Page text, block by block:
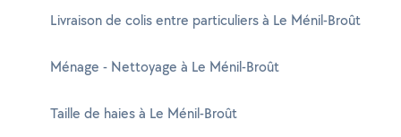
Livraison de colis entre particuliers à Le Ménil-Broût
Ménage - Nettoyage à Le Ménil-Broût
Taille de haies à Le Ménil-Broût